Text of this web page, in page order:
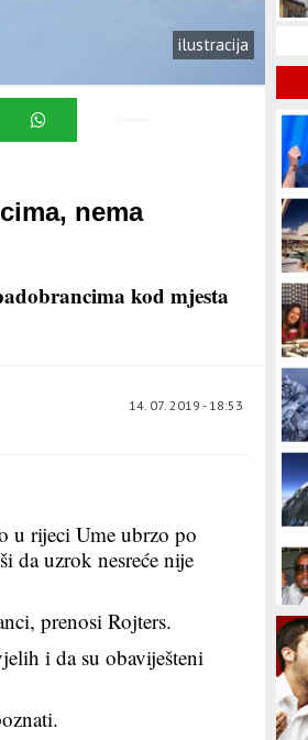
ilustracija
nema
kod mjesta
14. 07. 2019 - 18:53
u rijeci Ume ubrzo po
da uzrok nesreće nije
prenosi Rojters.
i da su obaviješteni